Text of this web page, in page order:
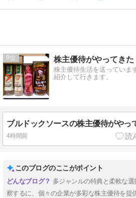
9 株主優待がやってきた
株主優待生活を送っていま
紹介して行きます。
4時間前
このブログのここがポイント
多ジャンルの特典と柔軟な選
察するに、個々の企業が多彩な株主優待を提